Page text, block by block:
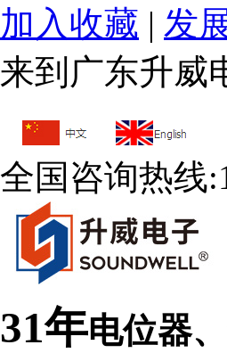
加入收藏 | 发
来到广东升威
全国咨询热线:
31年电位器